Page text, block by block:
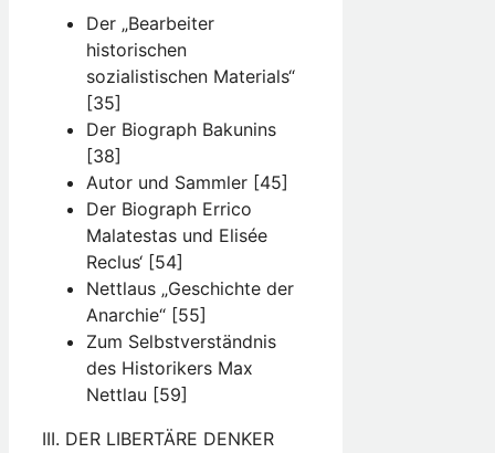
Der „Bearbeiter
historischen
sozialistischen Materials“
[35]
Der Biograph Bakunins
[38]
Autor und Sammler [45]
Der Biograph Errico
Malatestas und Elisée
Reclus‘ [54]
Nettlaus „Geschichte der
Anarchie“ [55]
Zum Selbstverständnis
des Historikers Max
Nettlau [59]
III. DER LIBERTÄRE DENKER